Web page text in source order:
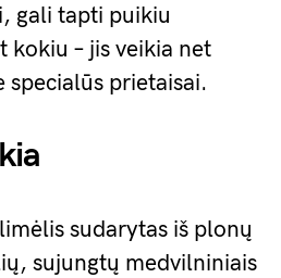
gali tapti puikiu
kokiu – jis veikia net
specialūs prietaisai.
sudarytas iš plonų
sujungtų medvilniniais